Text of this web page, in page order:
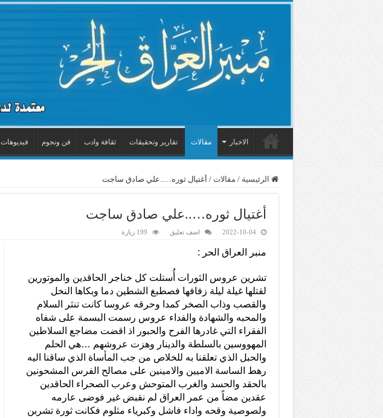
الاخبار مقالات تقارير وتحقيقات ثقافة وادب فن ونجوم فيديوهات
الرئيسية / مقالات / أغتيال ثوره…..علي صادق ساجت
أغتيال ثوره…..علي صادق ساجت
2022-10-04 اضف تعليق 199 زيارة
منبر العراق الحر :
تشرين عروس الثورات أُستلت كل خناجر الحاقدين والموتورين
لقتلها غيلة ليلة زفافها فصطبغ الشطين دما وبكاها النخل
والقصب وذاب الصخر كمدا وحرقه عروسا كانت تنثر السلام
والمحبه والشهادة والفداء عروس رسمت البسمة على شفاه
الفقراء التي غادرها الفرح والحبور اذ اقضت مضاجع السلاطين
المهووسين بالسلطة والدينار وهزت عروشهم …هي الحلم
والحبل الذي تعلقنا به للخلاص من جب المأساة الذي ساقنا اليه
رهط الساسة الاميين والامينين على مصالح الفرس المشحونين
بالحقد والحسد والغرب المتوحش وعرب الصحراء الحاقدين
عقدين مضاً من عمر العراق لم نقبض غير فوضى عارمه
ولصوصية وقحه واداء فاشل وكبرياء مثلوم فكانت ثورة تشربن